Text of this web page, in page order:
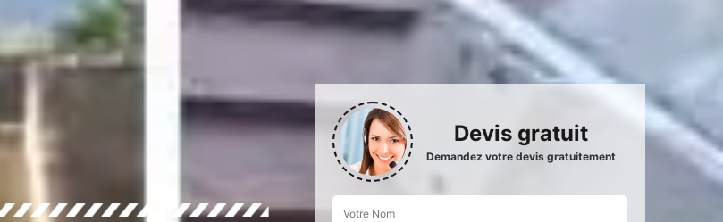
Devis gratuit
Demandez votre devis gratuitement